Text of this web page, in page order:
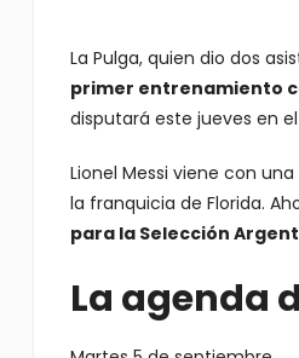
La Pulga, quien dio dos
primer entrenamiento
disputará este jueves en
Lionel Messi viene con
la franquicia de Florida.
para la Selección
La agenda